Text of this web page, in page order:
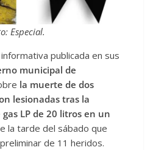
Especial.
publicada en sus
municipal de
la muerte de dos
lesionadas tras la
LP de 20 litrosen un
la tarde del sábado que
de 11 heridos.